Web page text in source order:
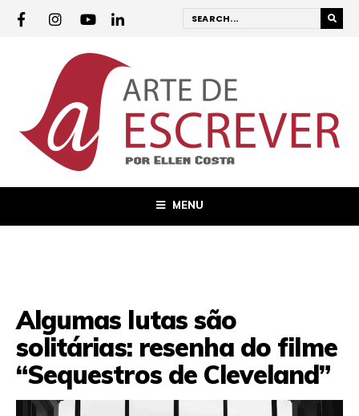
MENU
Algumas lutas são
solitárias: resenha do filme
“Sequestros de Cleveland”